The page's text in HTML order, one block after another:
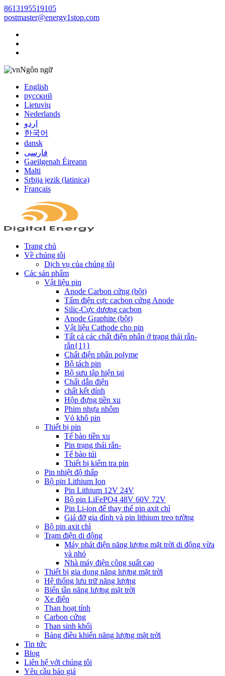
8613195519105
postmaster@energy1stop.com
Ngôn ngữ
English
русский
Lietuvių
Nederlands
اردو
한국어
dansk
فارسی
Gaeilgenah Éireann
Malti
Srbija jezik (latinica)
Français
Trang chủ
Về chúng tôi
Dịch vụ của chúng tôi
Các sản phẩm
Vật liệu pin
Anode Carbon cứng (bột)
Tấm điện cực cacbon cứng Anode
Silic-Cực dương cacbon
Anode Graphite (bột)
Vật liệu Cathode cho pin
Tất cả các chất điện phân ở trạng thái rắn-
rắn{1}}
Chất điện phân polyme
Bộ tách pin
Bộ sưu tập hiện tại
Chất dẫn điện
chất kết dính
Hộp đựng tiền xu
Phim nhựa nhôm
Vỏ khô pin
Thiết bị pin
Tế bào tiền xu
Pin trạng thái rắn-
Tế bào túi
Thiết bị kiểm tra pin
Pin nhiệt độ thấp
Bộ pin Lithium Ion
Pin Lithium 12V 24V
Bộ pin LiFePO4 48V 60V 72V
Pin Li-ion để thay thế pin axit chì
Giá đỡ gia đình và pin lithium treo tường
Bộ pin axit chì
Trạm điện di động
Máy phát điện năng lượng mặt trời di động vừa
và nhỏ
Nhà máy điện công suất cao
Thiết bị gia dụng năng lượng mặt trời
Hệ thống lưu trữ năng lượng
Biến tần năng lượng mặt trời
Xe điện
Than hoạt tính
Carbon cứng
Than sinh khối
Bảng điều khiển năng lượng mặt trời
Tin tức
Blog
Liên hệ với chúng tôi
Yêu cầu báo giá